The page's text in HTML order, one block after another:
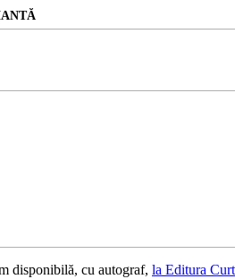
disponibilă, cu autograf, la Editura